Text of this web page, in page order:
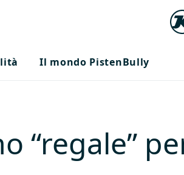
Il mondo PistenBully
“regale”